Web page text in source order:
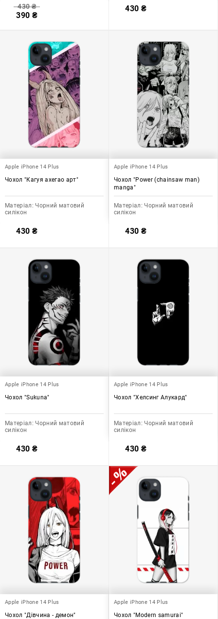
430₴
390 ₴
430 ₴
Apple iPhone 14 Plus
Чохол "Кагуя ахегао арт"
Матеріал: Чорний матовий
силікон
430 ₴
Apple iPhone 14 Plus
Чохол "Power (chainsaw man)
manga"
Матеріал: Чорний матовий
силікон
430 ₴
Apple iPhone 14 Plus
Чохол "Sukuna"
Матеріал: Чорний матовий
силікон
430 ₴
Apple iPhone 14 Plus
Чохол "Хелсинг Алукард"
Матеріал: Чорний матовий
силікон
430 ₴
Apple iPhone 14 Plus
Чохол "Дівчина - демон"
Apple iPhone 14 Plus
Чохол "Modern samurai"